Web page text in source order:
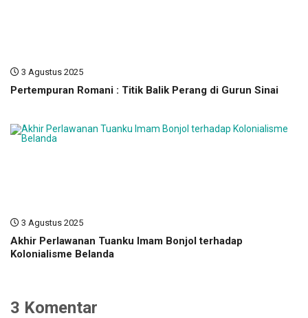
3 Agustus 2025
Pertempuran Romani : Titik Balik Perang di Gurun Sinai
3 Agustus 2025
Akhir Perlawanan Tuanku Imam Bonjol terhadap
Kolonialisme Belanda
3 Komentar